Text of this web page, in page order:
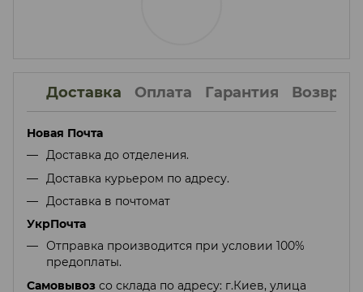
Доставка Оплата Гарантия Возврат
Новая Почта
Доставка до отделения.
Доставка курьером по адресу.
Доставка в почтомат
УкрПочта
Отправка производится при условии 100%
предоплаты.
Самовывоз со склада по адресу: г.Киев, улица